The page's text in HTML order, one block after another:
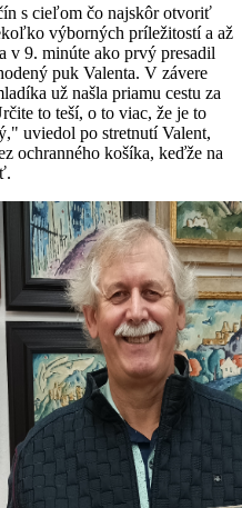
s cieľom čo najskôr otvoriť
výborných príležitostí a až
v 9. minúte ako prvý presadil
puk Valenta. V závere
už našla priamu cestu za
to teší, o to viac, že je to
uviedol po stretnutí Valent,
ochranného košíka, keďže na